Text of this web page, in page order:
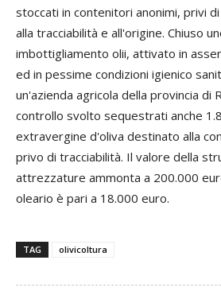
stoccati in contenitori anonimi, privi
alla tracciabilità e all'origine. Chiuso
imbottigliamento olii, attivato in
ed in pessime condizioni igienico
un'azienda agricola della provincia di
controllo svolto sequestrati anche
extravergine d'oliva destinato alla
privo di tracciabilità. Il valore della
attrezzature ammonta a 200.000
oleario è pari a 18.000 euro.
TAG olivicoltura